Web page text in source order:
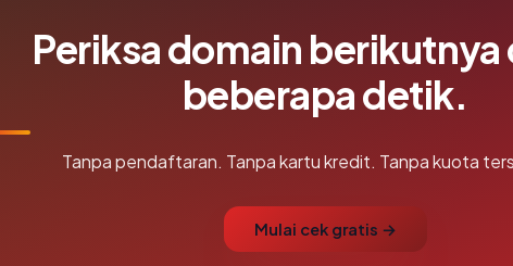
Periksa domain berikutnya
beberapa detik.
Tanpa pendaftaran. Tanpa kartu kredit. Tanpa kuota
Mulai cek gratis →